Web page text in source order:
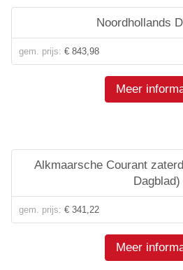
Noordhollands
gem. prijs: € 843,98
Meer
Alkmaarsche Courant
Dagblad)
gem. prijs: € 341,22
Meer